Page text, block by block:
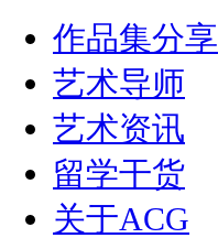
作品集分享
艺术导师
艺术资讯
留学干货
关于ACG